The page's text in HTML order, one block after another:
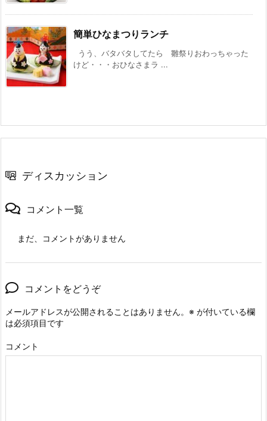
簡単ひなまつりランチ
うう、バタバタしてたら 雛祭りおわっちゃった
けど・・・おひなさまラ ...
ディスカッション
コメント一覧
まだ、コメントがありません
コメントをどうぞ
メールアドレスが公開されることはありません。 ※ が付いている欄
は必須項目です
コメント